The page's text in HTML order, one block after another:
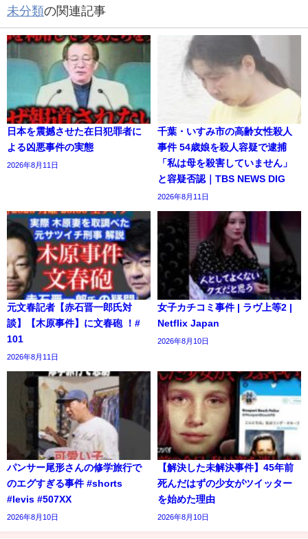
未分類の関連記事
日本を震撼させた在日犯罪者に
よる凶悪事件の実態
2026年8月11日
千葉・いすみ市の高齢女性殺人
事件 54歳娘を殺人容疑で逮捕
「私は母を殺害していません」
と容疑否認｜TBS NEWS DIG
2026年8月11日
元文春記者【赤石晋一郎氏対
談】【木原事件】に文春砲 ！#
101
2026年8月11日
女子カチコミ事件 | ラヴ上等2 |
Netflix Japan
2026年8月10日
パンサー尾形さんの修学旅行で
のエグすぎる事件 #shorts
#levis #507XX
2026年8月10日
【解決した未解決事件】45年前
死んだはずの少女がツイッター
を始めた理由
2026年8月10日